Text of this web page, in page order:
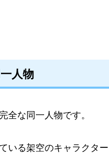
人物
全な同一人物です。
いる架空のキャラクター